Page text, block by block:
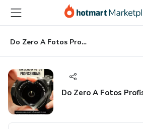
para
conteúdo
principal
para
pagamento
para
rodapé
Do Zero A Fotos Profissionais
Do Zero A Fotos